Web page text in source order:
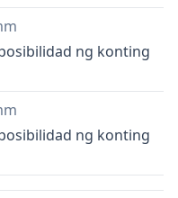
ng konting
ng konting